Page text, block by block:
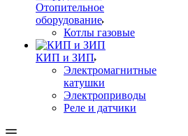
Отопительное
оборудование
Котлы газовые
КИП и ЗИП
Электромагнитные
катушки
Электроприводы
Реле и датчики